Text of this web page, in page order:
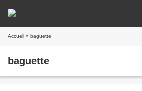
Accueil » baguette
baguette